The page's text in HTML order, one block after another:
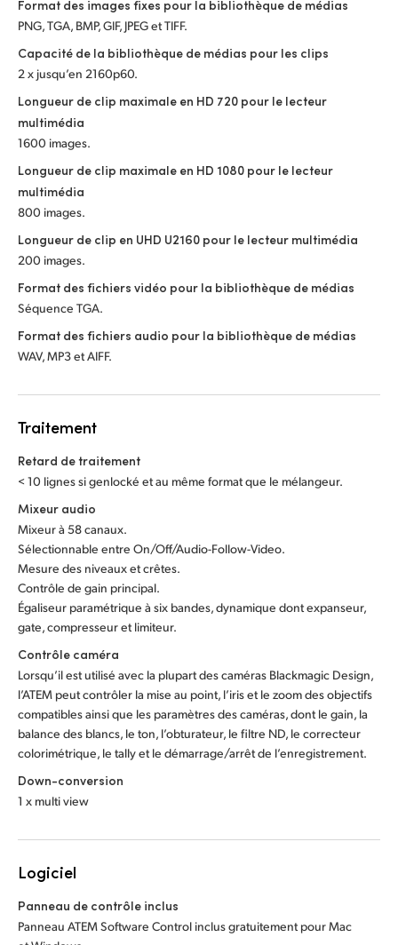
Format des images fixes pour la bibliothèque de médias
PNG, TGA, BMP, GIF, JPEG et TIFF.
Capacité de la bibliothèque de médias pour les clips
2 x jusqu’en 2160p60.
Longueur de clip maximale en HD 720 pour le lecteur
multimédia
1600 images.
Longueur de clip maximale en HD 1080 pour le lecteur
multimédia
800 images.
Longueur de clip en UHD U2160 pour le lecteur multimédia
200 images.
Format des fichiers vidéo pour la bibliothèque de médias
Séquence TGA.
Format des fichiers audio pour la bibliothèque de médias
WAV, MP3 et AIFF.
Traitement
Retard de traitement
< 10 lignes si genlocké et au même format que le mélangeur.
Mixeur audio
Mixeur à 58 canaux.
Sélectionnable entre On/Off/Audio-Follow-Video.
Mesure des niveaux et crêtes.
Contrôle de gain principal.
Égaliseur paramétrique à six bandes, dynamique dont expanseur,
gate, compresseur et limiteur.
Contrôle caméra
Lorsqu’il est utilisé avec la plupart des caméras Blackmagic Design,
l’ATEM peut contrôler la mise au point, l’iris et le zoom des objectifs
compatibles ainsi que les paramètres des caméras, dont le gain, la
balance des blancs, le ton, l’obturateur, le filtre ND, le correcteur
colorimétrique, le tally et le démarrage/arrêt de l’enregistrement.
Down-conversion
1 x multi view
Logiciel
Panneau de contrôle inclus
Panneau ATEM Software Control inclus gratuitement pour Mac